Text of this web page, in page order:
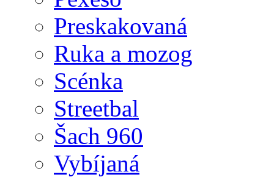
Preskakovaná
Ruka a mozog
Scénka
Streetbal
Šach 960
Vybíjaná